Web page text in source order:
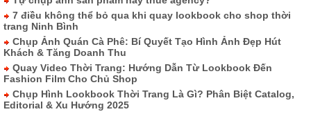
7 điều không thể bỏ qua khi quay lookbook cho shop thời
trang Ninh Bình
Chụp Ảnh Quán Cà Phê: Bí Quyết Tạo Hình Ảnh Đẹp Hút
Khách & Tăng Doanh Thu
Quay Video Thời Trang: Hướng Dẫn Từ Lookbook Đến
Fashion Film Cho Chủ Shop
Chụp Hình Lookbook Thời Trang Là Gì? Phân Biệt Catalog,
Editorial & Xu Hướng 2025